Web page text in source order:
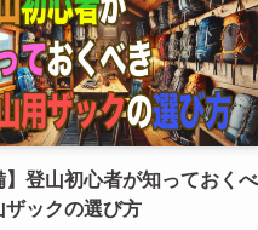
】登山初心者が知っておくべ
ザックの選び方